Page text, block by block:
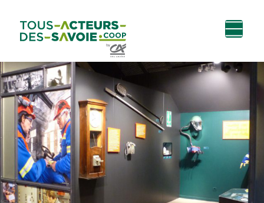
contenu
principal